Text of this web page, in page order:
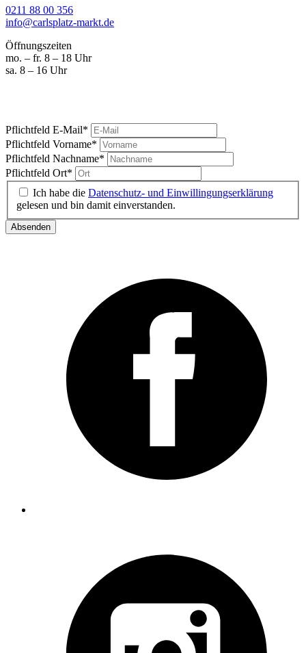
0211 88 00 356
info@carlsplatz-markt.de
Öffnungszeiten
mo. – fr. 8 – 18 Uhr
sa. 8 – 16 Uhr
Pflichtfeld E-Mail*
Pflichtfeld Vorname*
Pflichtfeld Nachname*
Pflichtfeld Ort*
Ich habe die Datenschutz- und Einwillingungserklärung
gelesen und bin damit einverstanden.
Absenden